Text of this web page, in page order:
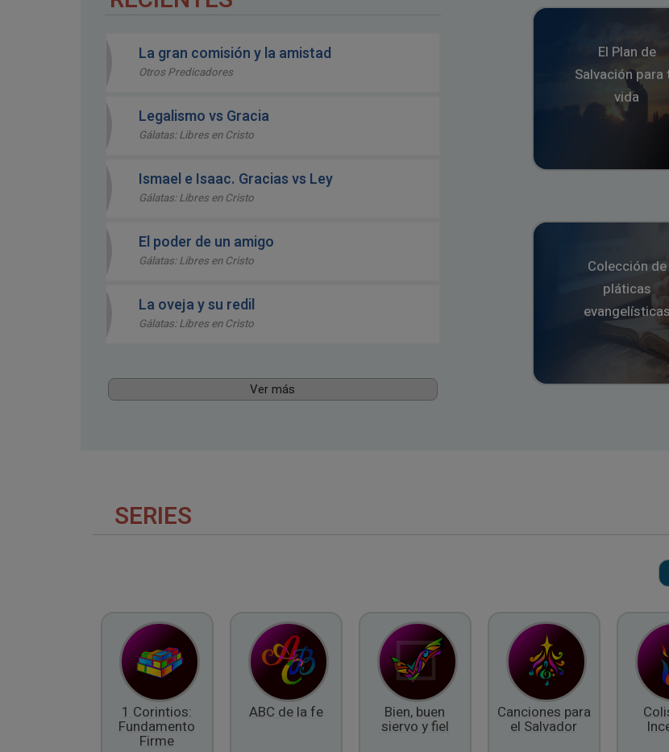
La gran comisión y la amistad
Otros Predicadores
Legalismo vs Gracia
Gálatas: Libres en Cristo
Ismael e Isaac. Gracias vs Ley
Gálatas: Libres en Cristo
El poder de un amigo
Gálatas: Libres en Cristo
La oveja y su redil
Gálatas: Libres en Cristo
Ver más
El Plan de
Salvación para
vida
Colección de
pláticas
evangelísticas
SERIES
1 Corintios:
Fundamento
Firme
ABC de la fe Bien, buen
siervo y fiel
Canciones para
el Salvador